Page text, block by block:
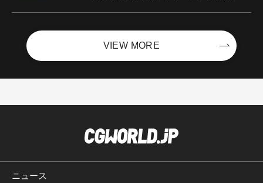
VIEW MORE
ニュース